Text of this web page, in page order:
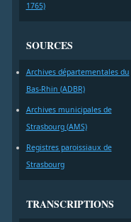
1765)
SOURCES
Archives départementales du
Bas-Rhin (ADBR)
Archives municipales de
Strasbourg (AMS)
Registres paroissiaux de
Strasbourg
TRANSCRIPTIONS